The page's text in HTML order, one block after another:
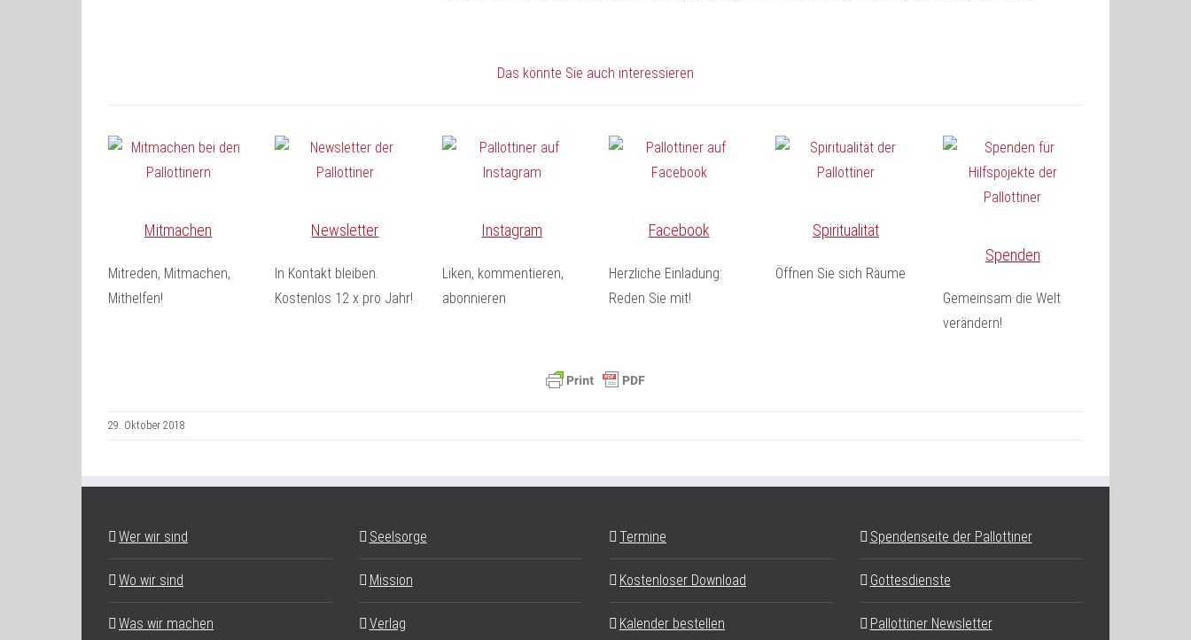
Das könnte Sie auch interessieren
Mitmachen
Mitreden, Mitmachen,
Mithelfen!
Newsletter
In Kontakt bleiben.
Kostenlos 12 x pro Jahr!
Instagram
Liken, kommentieren,
abonnieren
Facebook
Herzliche Einladung:
Reden Sie mit!
Spiritualität
Öffnen Sie sich Räume
Spenden
Gemeinsam die Welt
verändern!
29. Oktober 2018
Wer wir sind
Wo wir sind
Was wir machen
Seelsorge
Mission
Verlag
Termine
Kostenloser Download
Kalender bestellen
Spendenseite der Pallottiner
Gottesdienste
Pallottiner Newsletter